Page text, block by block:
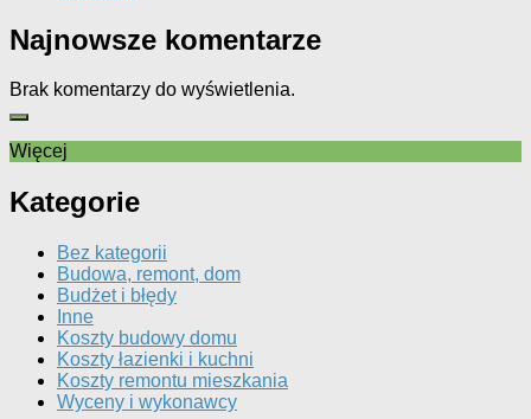
Najnowsze komentarze
Brak komentarzy do wyświetlenia.
Więcej
Kategorie
Bez kategorii
Budowa, remont, dom
Budżet i błędy
Inne
Koszty budowy domu
Koszty łazienki i kuchni
Koszty remontu mieszkania
Wyceny i wykonawcy